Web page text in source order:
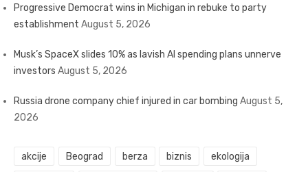
Progressive Democrat wins in Michigan in rebuke to party
establishment August 5, 2026
Musk’s SpaceX slides 10% as lavish AI spending plans unnerve
investors August 5, 2026
Russia drone company chief injured in car bombing August 5,
2026
akcije Beograd berza biznis ekologija